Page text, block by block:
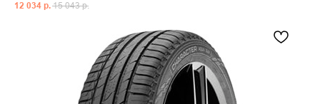
12 034 р. 15 043 р.